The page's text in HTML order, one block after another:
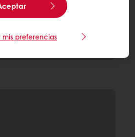
preferencias